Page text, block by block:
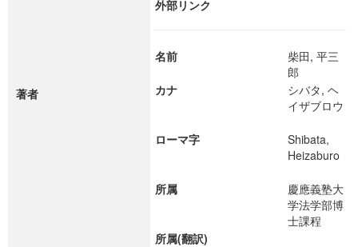
著者
外部リンク
名前
柴田, 平三
郎
カナ
シバタ, ヘ
イザブロウ
ローマ字
Shibata,
Heizaburo
所属
慶應義塾大
学法学部博
士課程
所属(翻訳)